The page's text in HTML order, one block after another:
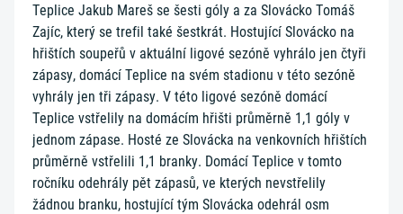
Teplice Jakub Mareš se šesti góly a za Slovácko Tomáš
Zajíc, který se trefil také šestkrát. Hostující Slovácko na
hřištích soupeřů v aktuální ligové sezóně vyhrálo jen čtyři
zápasy, domácí Teplice na svém stadionu v této sezóně
vyhrály jen tři zápasy. V této ligové sezóně domácí
Teplice vstřelily na domácím hřišti průměrně 1,1 góly v
jednom zápase. Hosté ze Slovácka na venkovních hřištích
průměrně vstřelili 1,1 branky. Domácí Teplice v tomto
ročníku odehrály pět zápasů, ve kterých nevstřelily
žádnou branku, hostující tým Slovácka odehrál osm